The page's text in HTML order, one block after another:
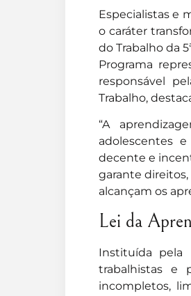
Especialistas e
o caráter
do Trabalho da
Programa
responsável
Trabalho,
“A
adolescentes
decente e
garante
alcançam os
Lei da
Instituída pela
trabalhistas e
incompletos,